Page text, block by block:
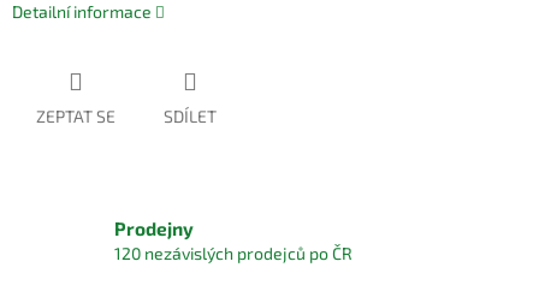
Detailní informace
ZEPTAT SE SDÍLET
Prodejny
120 nezávislých prodejců po ČR